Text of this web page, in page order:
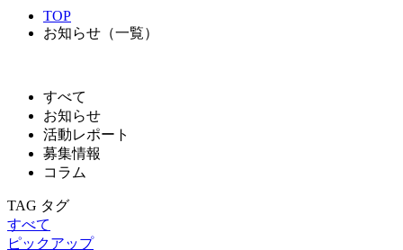
TOP
お知らせ（一覧）
すべて
お知らせ
活動レポート
募集情報
コラム
TAG タグ
すべて
ピックアップ